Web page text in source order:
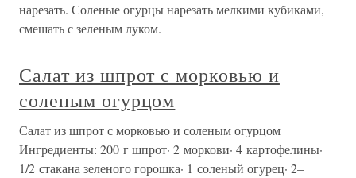
нарезать. Соленые огурцы нарезать мелкими кубиками,
смешать с зеленым луком.
Салат из шпрот с морковью и
соленым огурцом
Салат из шпрот с морковью и соленым огурцом
Ингредиенты: 200 г шпрот· 2 моркови· 4 картофелины·
1/2 стакана зеленого горошка· 1 соленый огурец· 2–